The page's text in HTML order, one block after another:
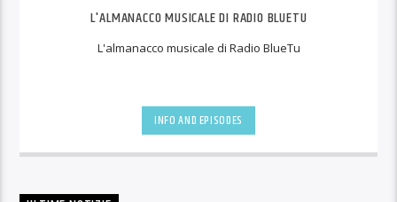
L'ALMANACCO MUSICALE DI RADIO BLUETU
L'almanacco musicale di Radio BlueTu
INFO AND EPISODES